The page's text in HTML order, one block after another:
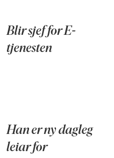
Blir sjef for E-
tjenesten
Han er ny dagleg
leiar for